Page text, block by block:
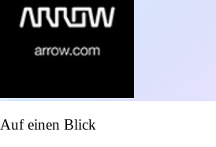
Auf einen Blick